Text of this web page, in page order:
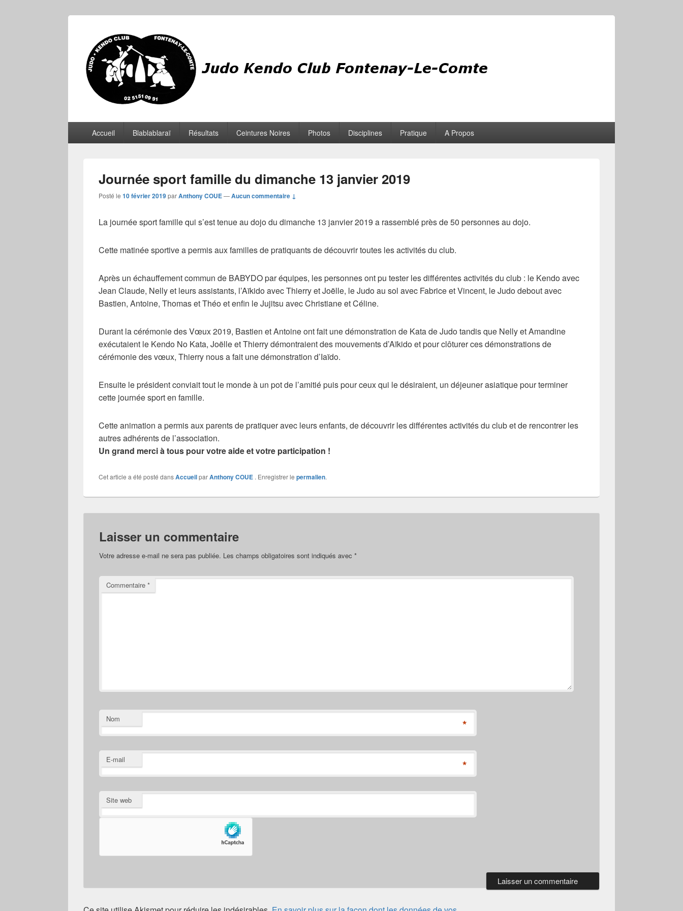
JKCF
principalAccueil Blablablaraï Résultats Ceintures Noires Photos Disciplines Pratique A Propos
Journée sport famille du dimanche 13 janvier 2019
Posté le10 février 2019 parAnthony COUE —Aucun commentaire ↓
La journée sport famille qui s’est tenue au dojo du dimanche 13 janvier 2019 a rassemblé près de 50 personnes au dojo.
Cette matinée sportive a permis aux familles de pratiquants de découvrir toutes les activités du club.
Après un échauffement commun de BABYDO par équipes, les personnes ont pu tester les différentes activités du club : le Kendo avec
Jean Claude, Nelly et leurs assistants, l’Aïkido avec Thierry et Joëlle, le Judo au sol avec Fabrice et Vincent, le Judo debout avec
Bastien, Antoine, Thomas et Théo et enfin le Jujitsu avec Christiane et Céline.
Durant la cérémonie des Vœux 2019, Bastien et Antoine ont fait une démonstration de Kata de Judo tandis que Nelly et Amandine
exécutaient le Kendo No Kata, Joëlle et Thierry démontraient des mouvements d’Aïkido et pour clôturer ces démonstrations de
cérémonie des vœux, Thierry nous a fait une démonstration d’Iaïdo.
Ensuite le président conviait tout le monde à un pot de l’amitié puis pour ceux qui le désiraient, un déjeuner asiatique pour terminer
cette journée sport en famille.
Cette animation a permis aux parents de pratiquer avec leurs enfants, de découvrir les différentes activités du club et de rencontrer les
autres adhérents de l’association.
Un grand merci à tous pour votre aide et votre participation !
Cet article a été posté dansAccueilparAnthony COUE . Enregistrer lepermalien.
Laisser un commentaire
Votre adresse e-mail ne sera pas publiée. Les champs obligatoires sont indiqués avec*
Commentaire*
Nom *
E-mail *
Site web